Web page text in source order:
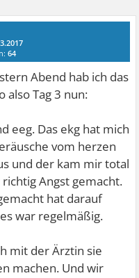
64
Abend hab ich das
also Tag 3 nun:
eeg. Das ekg hat mich
vom herzen
und der kam mir total
Angst gemacht.
hat darauf
war regelmäßig.
mit der Ärztin sie
machen. Und wir